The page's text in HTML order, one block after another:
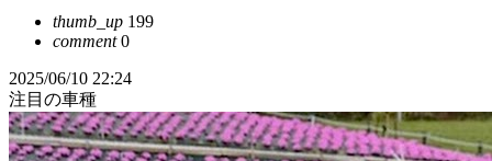
thumb_up 199
comment0
2025/06/10 22:24
注目の車種